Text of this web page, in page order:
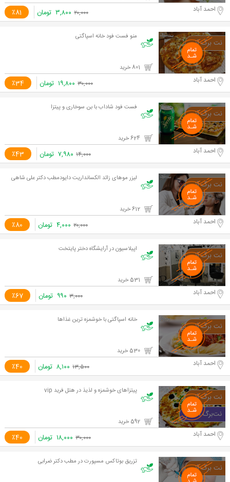
٪81 احمد آباد ۲۰,۰۰۰ ۳,۸۰۰ تومان
منو فست فود خانه اسپاگتی
٪34 احمد آباد ۳۰,۰۰۰ ۱۹,۸۰۰ تومان
فست فود شاداب با بن سوخاری و پیتزا
٪43 احمد آباد ۱۴,۰۰۰ ۷,۹۸۰ تومان
لیزر موهای زائد الکسانداریت دایودمطب دکتر علی شاهی
٪80 احمد آباد ۲۰,۰۰۰ ۴,۰۰۰ تومان
اپیلاسیون در آرایشگاه دختر پايتخت
٪67 احمد آباد ۳,۰۰۰ ۹۹۰ تومان
خانه اسپاگتی با خوشمزه ترین غذاها
٪40 احمد آباد ۱۳,۵۰۰ ۸,۱۰۰ تومان
پیتزاهای خوشمزه و لذیذ در هتل فرید vip
٪40 احمد آباد ۳۰,۰۰۰ ۱۸,۰۰۰ تومان
تزریق بوتاکس مسپورت در مطب دکتر ضرابی